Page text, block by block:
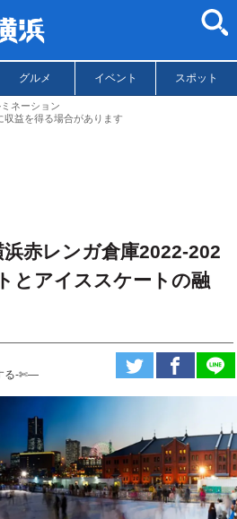
グルメ イベント スポット
ネーション
益を得る場合があります
赤レンガ倉庫2022-202
とアイススケートの融
る-✄—